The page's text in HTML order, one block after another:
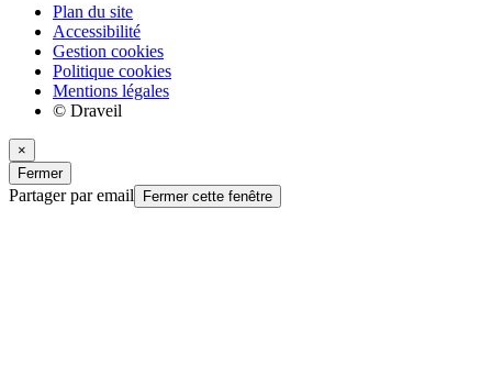
Plan du site
Accessibilité
Gestion cookies
Politique cookies
Mentions légales
© Draveil
×
Fermer
Partager par email Fermer cette fenêtre